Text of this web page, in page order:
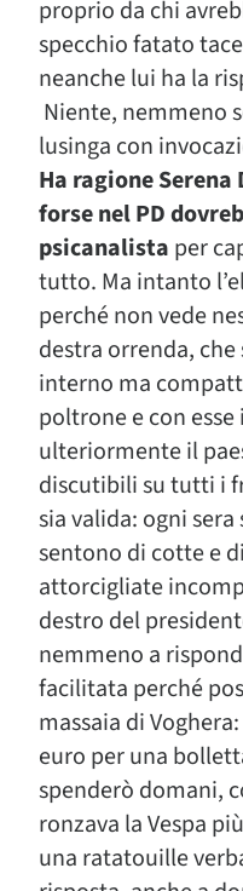
proprio da chi
specchio fatato
neanche lui ha la
Niente, nemmeno
lusinga con
Ha ragione
forse nel PD
psicanalista per
tutto. Ma intanto
perché non vede
destra orrenda,
interno ma
poltrone e con
ulteriormente il
discutibili su tutti i
sia valida: ogni
sentono di cotte e
attorcigliate
destro del
nemmeno a
facilitata perché
massaia di
euro per una
spenderò domani,
ronzava la Vespa
una ratatouille